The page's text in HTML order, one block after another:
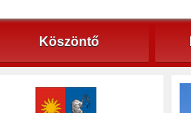
Köszöntő